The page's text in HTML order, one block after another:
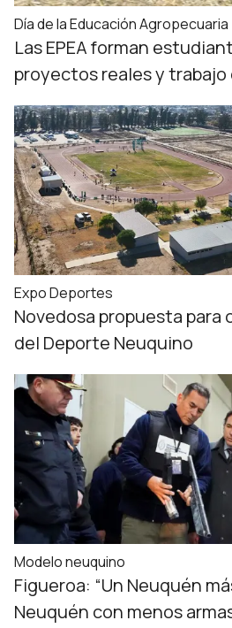
Día de la Educación Agropecuaria
Las EPEA forman
proyectos reales y trabajo
Expo Deportes
Novedosa propuesta para
del Deporte Neuquino
Modelo neuquino
Figueroa: “Un Neuquén
Neuquén con menos